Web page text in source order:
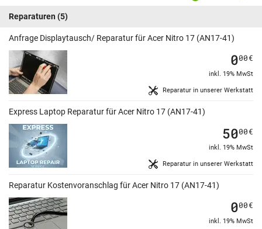
Reparaturen (5)
Anfrage Displaytausch/ Reparatur für Acer Nitro 17 (AN17-41)
Reparatur in unserer Werkstatt
000€
inkl. 19% MwSt
Express Laptop Reparatur für Acer Nitro 17 (AN17-41)
Reparatur in unserer Werkstatt
5000€
inkl. 19% MwSt
Reparatur Kostenvoranschlag für Acer Nitro 17 (AN17-41)
000€
inkl. 19% MwSt